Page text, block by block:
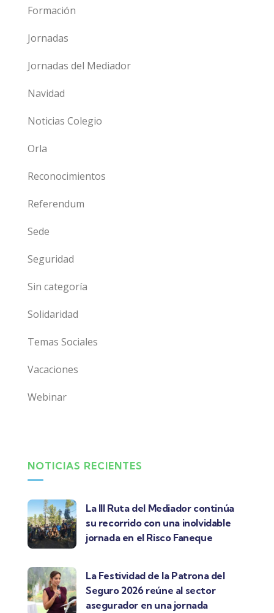
Formación
Jornadas
Jornadas del Mediador
Navidad
Noticias Colegio
Orla
Reconocimientos
Referendum
Sede
Seguridad
Sin categoría
Solidaridad
Temas Sociales
Vacaciones
Webinar
NOTICIAS RECIENTES
La III Ruta del Mediador continúa
su recorrido con una inolvidable
jornada en el Risco Faneque
La Festividad de la Patrona del
Seguro 2026 reúne al sector
asegurador en una jornada